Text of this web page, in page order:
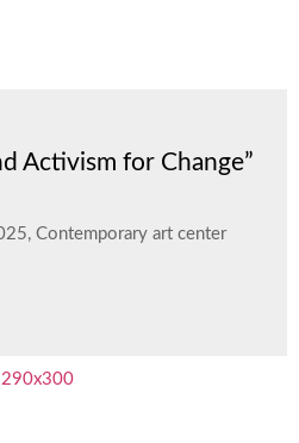
Activism for Change”
Contemporary art center